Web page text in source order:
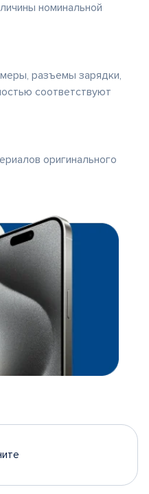
номинальной
разъемы зарядки,
соответствуют
оригинального